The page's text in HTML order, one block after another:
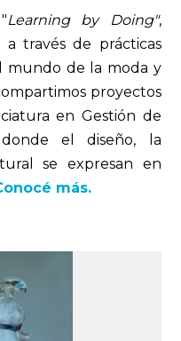
Learning by Doing",
a través de prácticas
mundo de la moda y
proyectos
en Gestión de
el diseño, la
se expresan en
más.